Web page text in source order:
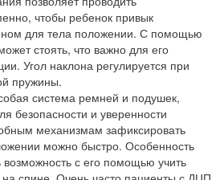
чтобы ребенок привык
для тела положении. С помощью
стоять, что важно для его
Угол наклона регулируется при
пружины.
система ремней и подушек,
безопасности и уверенности
механизмам зафиксировать
можно быстро. Особенность
возможность с его помощью учить